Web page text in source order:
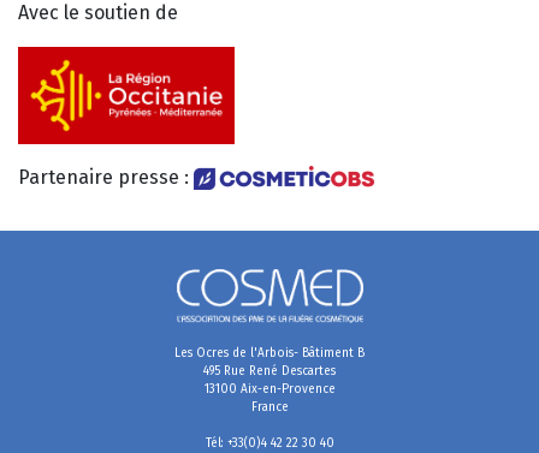
Avec le soutien de
Partenaire presse :
Les Ocres de l'Arbois- Bâtiment B
495 Rue René Descartes
13100 Aix-en-Provence
France
Tél: +33(0)4 42 22 30 40